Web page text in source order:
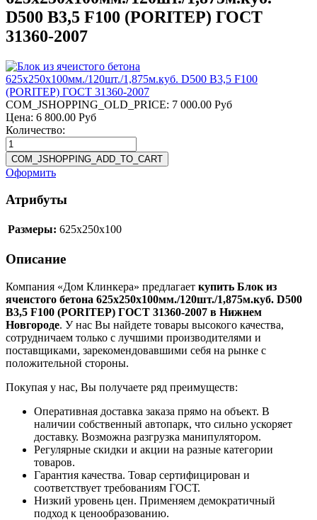
D500 B3,5 F100 (PORITEP) ГОСТ
31360-2007
COM_JSHOPPING_OLD_PRICE: 7 000.00 Руб
Цена: 6 800.00 Руб
Количество:
Оформить
Атрибуты
Размеры: 625x250x100
Описание
Компания «Дом Клинкера» предлагает купить Блок из
ячеистого бетона 625х250х100мм./120шт./1,875м.куб. D500
B3,5 F100 (PORITEP) ГОСТ 31360-2007 в Нижнем
Новгороде. У нас Вы найдете товары высокого качества,
сотрудничаем только с лучшими производителями и
поставщиками, зарекомендовавшими себя на рынке с
положительной стороны.
Покупая у нас, Вы получаете ряд преимуществ:
Оперативная доставка заказа прямо на объект. В
наличии собственный автопарк, что сильно ускоряет
доставку. Возможна разгрузка манипулятором.
Регулярные скидки и акции на разные категории
товаров.
Гарантия качества. Товар сертифицирован и
соответствует требованиям ГОСТ.
Низкий уровень цен. Применяем демократичный
подход к ценообразованию.